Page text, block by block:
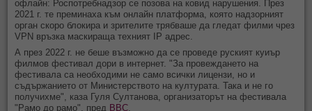
офлайн: Роспотребнадзор се позова на ковид нарушения. През
2021 г. те преминаха към онлайн платформа, която надзорният
орган скоро блокира и зрителите трябваше да гледат филми чрез
VPN връзка маскираща техният IP адрес.
А през 2022 г. не беше възможно да се проведе руският куиър
филмов фестивал дори в интернет. "За провеждането на
фестивала са необходими не само всички лицензи, но и
съдържанието от Министерството на културата. Така и не го
получихме", каза Гуля Султанова, организаторът на фестивала
"Рамо до рамо", пред BBC.